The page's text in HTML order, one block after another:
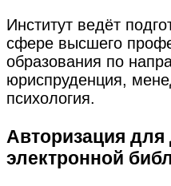
Институт ведёт
сфере высшего
образования по
юриспруденция,
психология.
Авторизация для
электронной